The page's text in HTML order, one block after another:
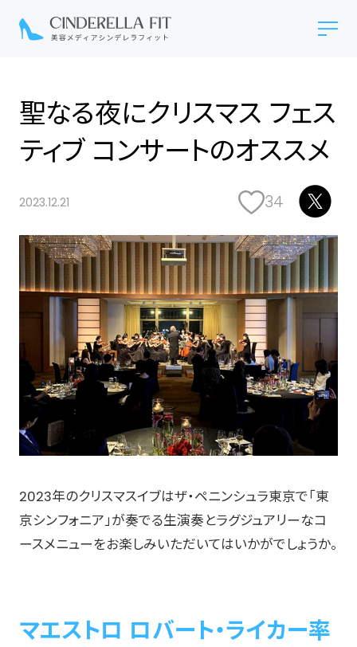
聖なる夜にクリスマス フェス
ティブ コンサートのオススメ
2023.12.21 34
2023年のクリスマスイブはザ・ペニンシュラ東京で「東
京シンフォニア」が奏でる生演奏とラグジュアリーなコ
ースメニューをお楽しみいただいてはいかがでしょうか。
マエストロ ロバート・ライカー率